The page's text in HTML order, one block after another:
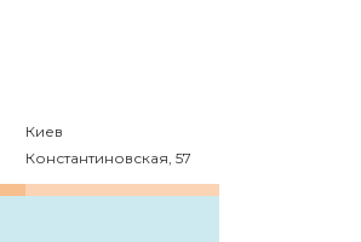
Киев
Константиновская, 57